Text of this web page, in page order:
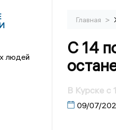
людей
Главная >
С 14
В Курске с
09/07/